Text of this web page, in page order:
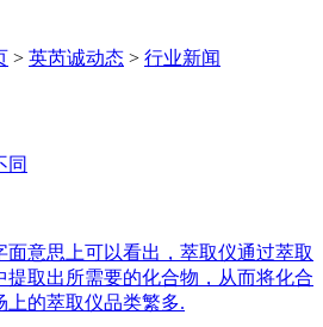
> 英芮诚动态 > 行业新闻
同
意思上可以看出，萃取仪通过萃取
取出所需要的化合物，从而将化合
上的萃取仪品类繁多.